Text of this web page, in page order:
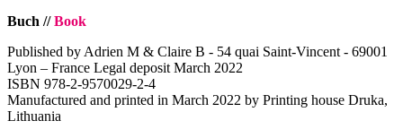
Buch //Book
Published by Adrien M & Claire B - 54 quai Saint-Vincent - 69001
Lyon – France Legal deposit March 2022
ISBN 978-2-9570029-2-4
Manufactured and printed in March 2022 by Printing house Druka,
Lithuania